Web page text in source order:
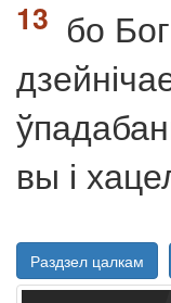
бо
вы і
Раздзел цалкам